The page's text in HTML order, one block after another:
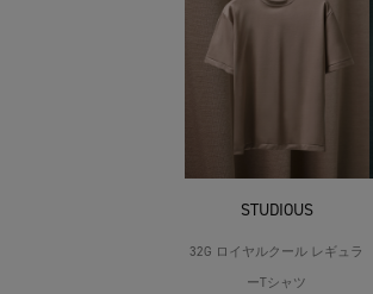
STUDIOUS
32G ロイヤルクール レギュラ
ーTシャツ